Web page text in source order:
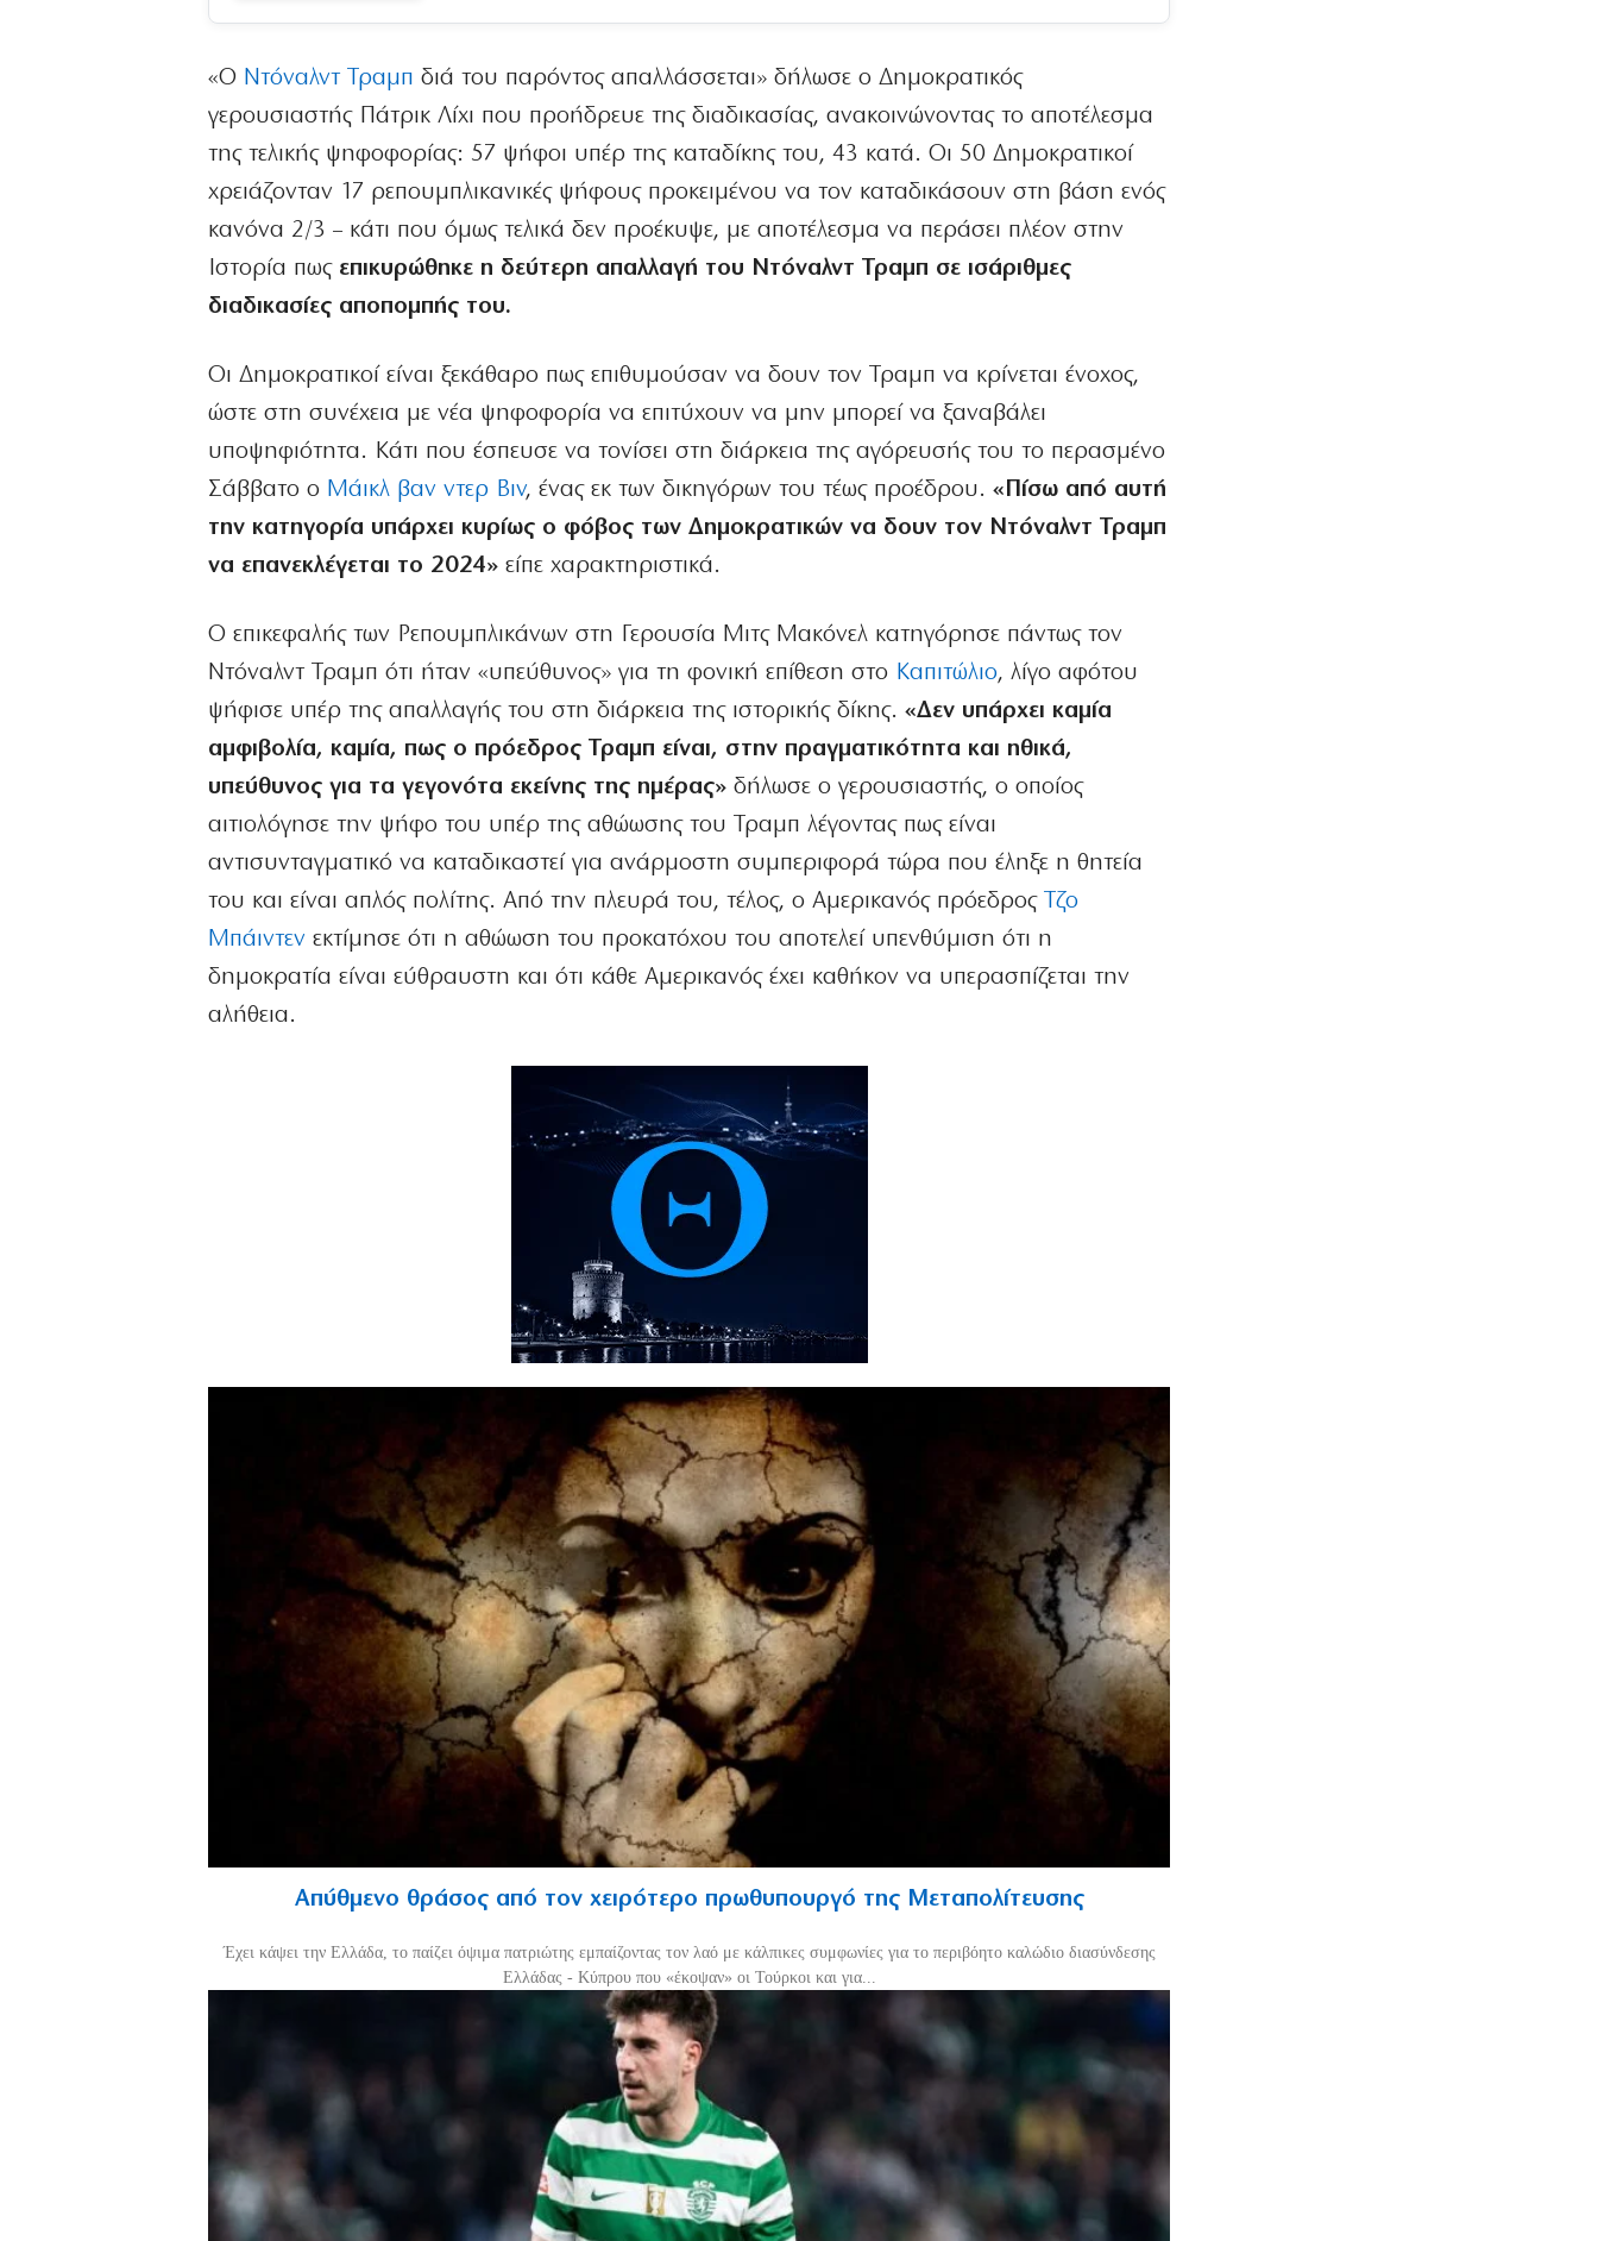
«Ο Ντόναλντ Τραμπ διά του παρόντος απαλλάσσεται» δήλωσε ο Δημοκρατικός
γερουσιαστής Πάτρικ Λίχι που προήδρευε της διαδικασίας, ανακοινώνοντας το αποτέλεσμα
της τελικής ψηφοφορίας: 57 ψήφοι υπέρ της καταδίκης του, 43 κατά. Οι 50 Δημοκρατικοί
χρειάζονταν 17 ρεπουμπλικανικές ψήφους προκειμένου να τον καταδικάσουν στη βάση ενός
κανόνα 2/3 – κάτι που όμως τελικά δεν προέκυψε, με αποτέλεσμα να περάσει πλέον στην
Ιστορία πως επικυρώθηκε η δεύτερη απαλλαγή του Ντόναλντ Τραμπ σε ισάριθμες
διαδικασίες αποπομπής του.
Οι Δημοκρατικοί είναι ξεκάθαρο πως επιθυμούσαν να δουν τον Τραμπ να κρίνεται ένοχος,
ώστε στη συνέχεια με νέα ψηφοφορία να επιτύχουν να μην μπορεί να ξαναβάλει
υποψηφιότητα. Κάτι που έσπευσε να τονίσει στη διάρκεια της αγόρευσής του το περασμένο
Σάββατο ο Μάικλ βαν ντερ Βιν, ένας εκ των δικηγόρων του τέως προέδρου. «Πίσω από αυτή
την κατηγορία υπάρχει κυρίως ο φόβος των Δημοκρατικών να δουν τον Ντόναλντ Τραμπ
να επανεκλέγεται το 2024» είπε χαρακτηριστικά.
Ο επικεφαλής των Ρεπουμπλικάνων στη Γερουσία Μιτς Μακόνελ κατηγόρησε πάντως τον
Ντόναλντ Τραμπ ότι ήταν «υπεύθυνος» για τη φονική επίθεση στο Καπιτώλιο, λίγο αφότου
ψήφισε υπέρ της απαλλαγής του στη διάρκεια της ιστορικής δίκης. «Δεν υπάρχει καμία
αμφιβολία, καμία, πως ο πρόεδρος Τραμπ είναι, στην πραγματικότητα και ηθικά,
υπεύθυνος για τα γεγονότα εκείνης της ημέρας» δήλωσε ο γερουσιαστής, ο οποίος
αιτιολόγησε την ψήφο του υπέρ της αθώωσης του Τραμπ λέγοντας πως είναι
αντισυνταγματικό να καταδικαστεί για ανάρμοστη συμπεριφορά τώρα που έληξε η θητεία
του και είναι απλός πολίτης. Από την πλευρά του, τέλος, ο Αμερικανός πρόεδρος
Τζο
Μπάιντεν εκτίμησε ότι η αθώωση του προκατόχου του αποτελεί υπενθύμιση ότι η
δημοκρατία είναι εύθραυστη και ότι κάθε Αμερικανός έχει καθήκον να υπερασπίζεται την
αλήθεια.
Απύθμενο θράσος από τον χειρότερο πρωθυπουργό της Μεταπολίτευσης
Έχει κάψει την Ελλάδα, το παίζει όψιμα πατριώτης εμπαίζοντας τον λαό με κάλπικες συμφωνίες για το περιβόητο καλώδιο διασύνδεσης
Ελλάδας - Κύπρου που «έκοψαν» οι Τούρκοι και για...